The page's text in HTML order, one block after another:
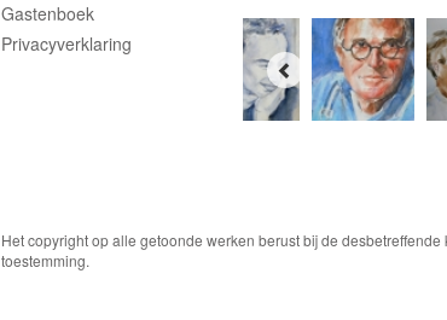
Gastenboek
Privacyverklaring
Het copyright op alle getoonde werken berust bij de
toestemming.